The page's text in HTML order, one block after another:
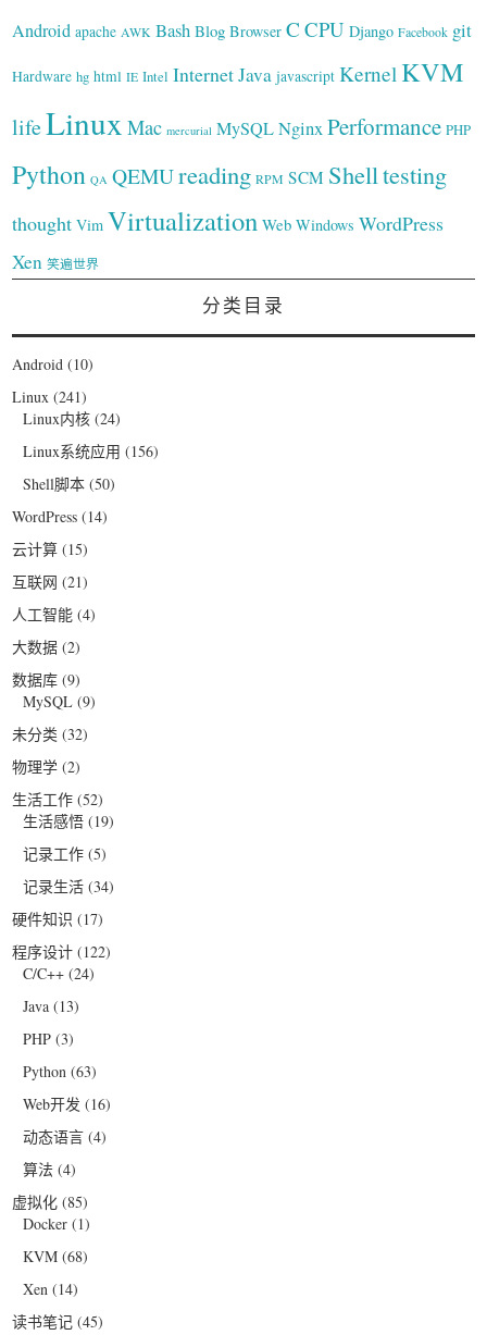
Android apache AWK Bash Blog Browser C CPU Django Facebook git
Hardware hg html IE Intel InternetJava javascript Kernel KVM
lifeLinux Mac mercurial MySQLNginx Performance PHP
Python QA QEMUreading RPM SCM Shelltesting
thought Vim Virtualization Web Windows WordPress
Xen 笑遍世界
分类目录
Android (10)
Linux (241)
Linux内核 (24)
Linux系统应用 (156)
Shell脚本 (50)
WordPress (14)
云计算 (15)
互联网 (21)
人工智能 (4)
大数据 (2)
数据库 (9)
MySQL (9)
未分类 (32)
物理学 (2)
生活工作 (52)
生活感悟 (19)
记录工作 (5)
记录生活 (34)
硬件知识 (17)
程序设计 (122)
C/C++ (24)
Java (13)
PHP (3)
Python (63)
Web开发 (16)
动态语言 (4)
算法 (4)
虚拟化 (85)
Docker (1)
KVM (68)
Xen (14)
读书笔记 (45)